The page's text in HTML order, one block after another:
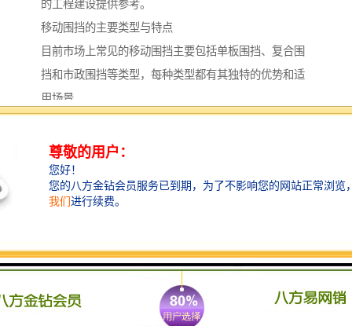
的工程建设提供参考。
移动围挡的主要类型与特点
目前市场上常见的移动围挡主要包括单板围挡、复合围
挡和市政围挡等类型，每种类型都有其独特的优势和适
用场景。
装便捷、成本较低的特点。
适用于短期施工、临时隔离等场合，能够快速部署和拆
除，重复使用率较高。
这类围挡更适合对环境要求较高的区域，如住宅区附近
的施工场地，能有效减少施工噪音和粉尘扩散。
市政围挡通常设计更为规范，注重美观性和安全性，常